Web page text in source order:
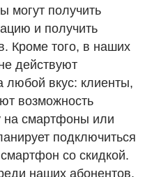
могут получить
и получить
Кроме того, в наших
действуют
любой вкус: клиенты,
возможность
на смартфоны или
подключиться
со скидкой.
наших абонентов.